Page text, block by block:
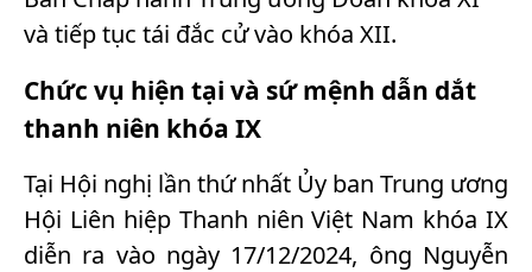
và tiếp tục tái đắc cử vào khóa XII.
Chức vụ hiện tại và sứ mệnh dẫn dắt
thanh niên khóa IX
Tại Hội nghị lần thứ nhất Ủy ban Trung ương
Hội Liên hiệp Thanh niên Việt Nam khóa IX
diễn ra vào ngày 17/12/2024, ông Nguyễn